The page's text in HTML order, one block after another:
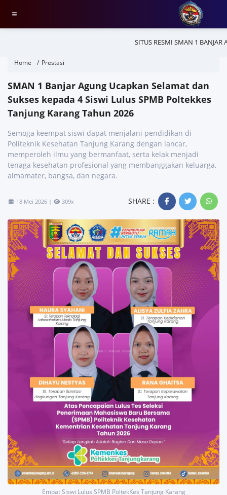
SITUS RESMI SMAN 1 BANJAR
Home Prestasi
SMAN 1 Banjar Agung Ucapkan Selamat dan
Sukses kepada 4 Siswi Lulus SPMB Poltekkes
Tanjung Karang Tahun 2026
Semoga keempat siswi dapat menjalani pendidikan di
Politeknik Kesehatan Tanjung Karang dengan lancar,
memperoleh ilmu yang bermanfaat, serta kelak menjadi
tenaga kesehatan profesional yang membanggakan keluarga,
almamater, bangsa, dan negara.
18 Mei 2026 | 309x SHARE :
Empat Siswi Lulus SPMB PoltekKes Tanjung Karang